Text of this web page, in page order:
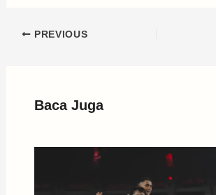
PREVIOUS
Baca Juga